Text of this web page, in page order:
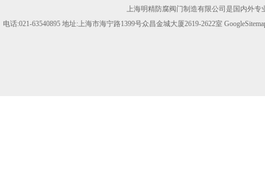
上海明精防腐阀门制造有限公司是国内外
电话:021-63540895 地址:上海市海宁路1399号众昌金城大厦2619-2622室